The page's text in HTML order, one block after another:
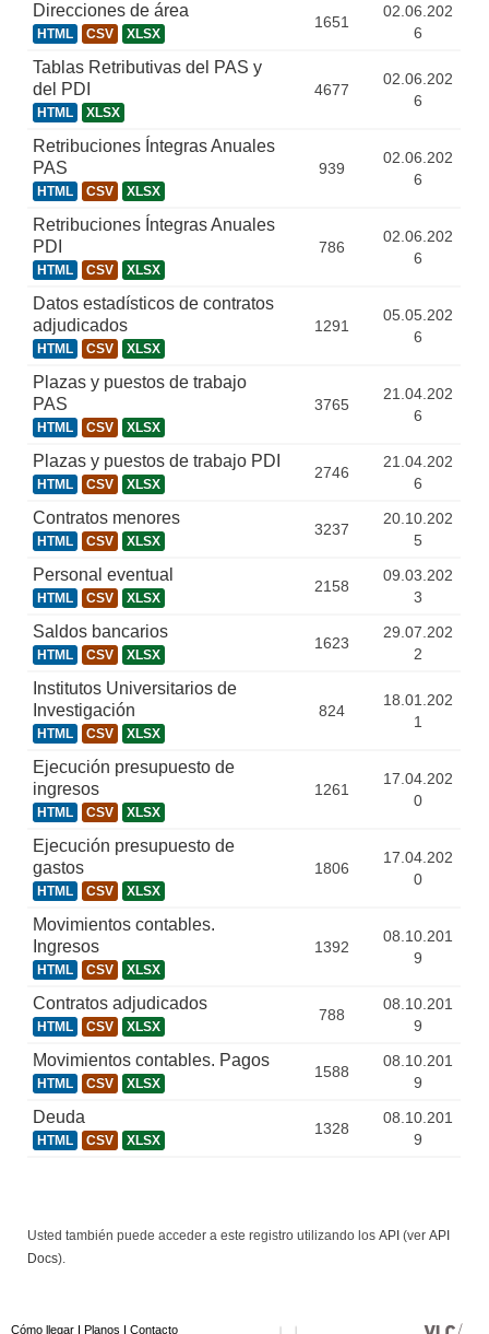
Direcciones de área
HTML CSV XLSX
1651
02.06.202
6
Tablas Retributivas del PAS y
del PDI
HTML XLSX
4677
02.06.202
6
Retribuciones Íntegras Anuales
PAS
HTML CSV XLSX
939
02.06.202
6
Retribuciones Íntegras Anuales
PDI
HTML CSV XLSX
786
02.06.202
6
Datos estadísticos de contratos
adjudicados
HTML CSV XLSX
1291
05.05.202
6
Plazas y puestos de trabajo
PAS
HTML CSV XLSX
3765
21.04.202
6
Plazas y puestos de trabajo PDI
HTML CSV XLSX
2746
21.04.202
6
Contratos menores
HTML CSV XLSX
3237
20.10.202
5
Personal eventual
HTML CSV XLSX
2158
09.03.202
3
Saldos bancarios
HTML CSV XLSX
1623
29.07.202
2
Institutos Universitarios de
Investigación
HTML CSV XLSX
824
18.01.202
1
Ejecución presupuesto de
ingresos
HTML CSV XLSX
1261
17.04.202
0
Ejecución presupuesto de
gastos
HTML CSV XLSX
1806
17.04.202
0
Movimientos contables.
Ingresos
HTML CSV XLSX
1392
08.10.201
9
Contratos adjudicados
HTML CSV XLSX
788
08.10.201
9
Movimientos contables. Pagos
HTML CSV XLSX
1588
08.10.201
9
Deuda
HTML CSV XLSX
1328
08.10.201
9
Usted también puede acceder a este registro utilizando los API (ver API
Docs).
Cómo llegar I Planos I Contacto